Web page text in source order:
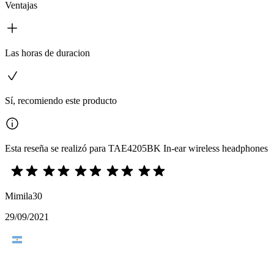
Ventajas
Las horas de duracion
Sí, recomiendo este producto
Esta reseña se realizó para TAE4205BK In-ear wireless headphones
Mimila30
29/09/2021